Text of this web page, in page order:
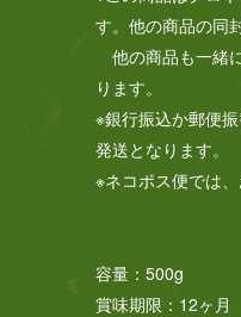
す。他の商品の同
他の商品も一緒
ります。
※銀行振込か郵便
発送となります。
※ネコポス便では
容量：500g
賞味期限：12ヶ月